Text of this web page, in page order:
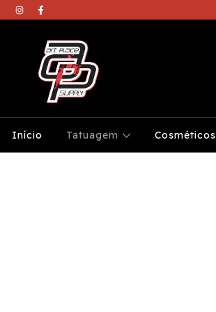
Início Tatuagem Cosméticos